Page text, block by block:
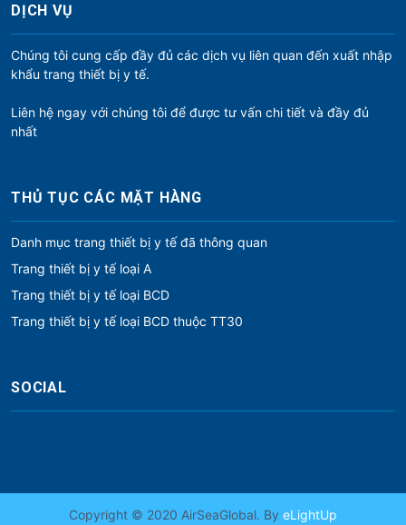
DỊCH VỤ
Chúng tôi cung cấp đầy đủ các dịch vụ liên quan đến xuất nhập
khẩu trang thiết bị y tế.
Liên hệ ngay với chúng tôi để được tư vấn chi tiết và đầy đủ
nhất
THỦ TỤC CÁC MẶT HÀNG
Danh mục trang thiết bị y tế đã thông quan
Trang thiết bị y tế loại A
Trang thiết bị y tế loại BCD
Trang thiết bị y tế loại BCD thuộc TT30
SOCIAL
Copyright © 2020 AirSeaGlobal. By eLightUp